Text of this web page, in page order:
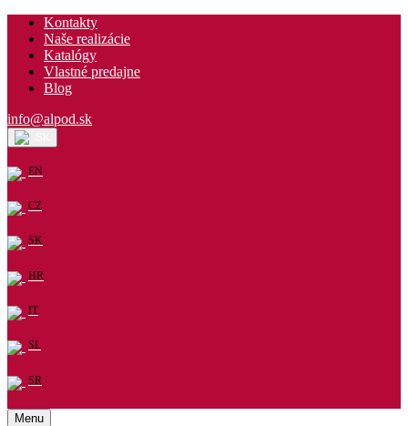
Kontakty
Naše realizácie
Katalógy
Vlastné predajne
Blog
info@alpod.sk
EN
CZ
SK
HR
IT
SL
SR
Menu